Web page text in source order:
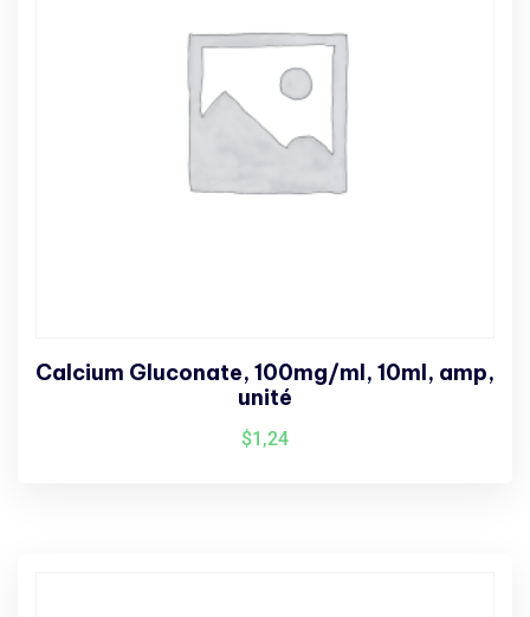
Calcium Gluconate, 100mg/ml, 10ml, amp,
unité
$1,24